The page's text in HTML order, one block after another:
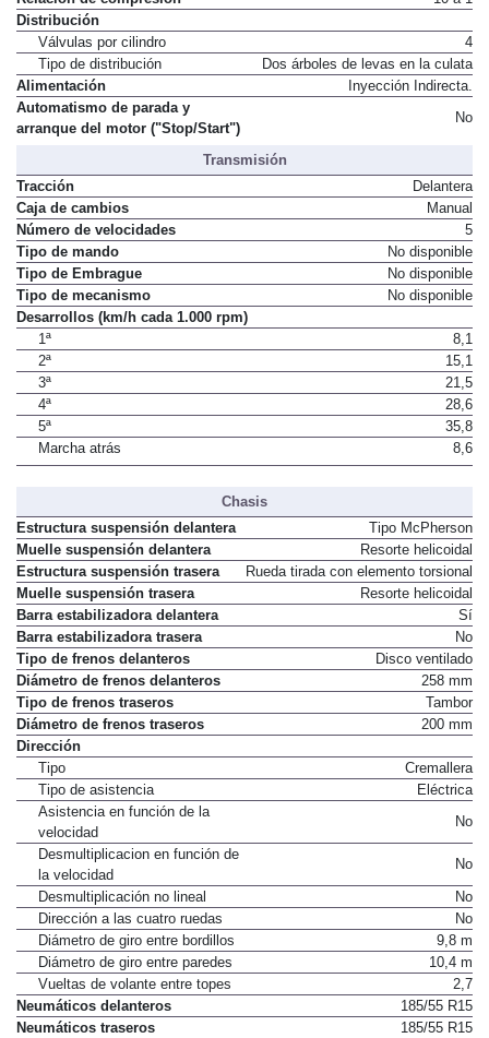
Distribución
Válvulas por cilindro
4
Tipo de distribución
Dos árboles de levas en la culata
Alimentación
Inyección Indirecta.
Automatismo de parada y
arranque del motor ("Stop/Start")
No
Transmisión
Tracción
Delantera
Caja de cambios
Manual
Número de velocidades
5
Tipo de mando
No disponible
Tipo de Embrague
No disponible
Tipo de mecanismo
No disponible
Desarrollos (km/h cada 1.000 rpm)
1ª
8,1
2ª
15,1
3ª
21,5
4ª
28,6
5ª
35,8
Marcha atrás
8,6
Chasis
Estructura suspensión delantera
Tipo McPherson
Muelle suspensión delantera
Resorte helicoidal
Estructura suspensión trasera
Rueda tirada con elemento torsional
Muelle suspensión trasera
Resorte helicoidal
Barra estabilizadora delantera
Sí
Barra estabilizadora trasera
No
Tipo de frenos delanteros
Disco ventilado
Diámetro de frenos delanteros
258 mm
Tipo de frenos traseros
Tambor
Diámetro de frenos traseros
200 mm
Dirección
Tipo
Cremallera
Tipo de asistencia
Eléctrica
Asistencia en función de la
velocidad
No
Desmultiplicacion en función de
la velocidad
No
Desmultiplicación no lineal
No
Dirección a las cuatro ruedas
No
Diámetro de giro entre bordillos
9,8 m
Diámetro de giro entre paredes
10,4 m
Vueltas de volante entre topes
2,7
Neumáticos delanteros
185/55 R15
Neumáticos traseros
185/55 R15